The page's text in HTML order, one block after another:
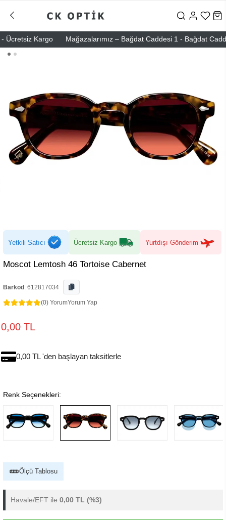
Kargo Mağazalarımız – Bağdat Caddesi 1 - Bağdat
Yetkili Satıcı Ücretsiz Kargo Yurtdışı Gönderim
Moscot Lemtosh 46 Tortoise Cabernet
Barkod : 612817034
(0) YorumYorum Yap
0,00 TL
0,00 TL 'den başlayan taksitlerle
Renk Seçenekleri:
Ölçü Tablosu
Havale/EFT ile 0,00 TL (%3)